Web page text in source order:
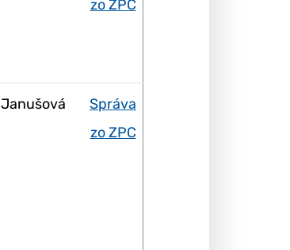
zo ZPC
Janušová
Správa
zo ZPC